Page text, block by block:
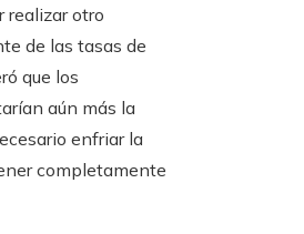
realizar otro
de las tasas de
que los
aún más la
enfriar la
completamente